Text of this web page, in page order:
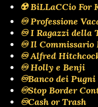
☢️ BiLLaCCio For
♾️ Professione
♾️ I Ragazzi della
♾️ Il Commissario
♾️ Alfred
♾️ Holly e Benji
♾️Banco dei Pugni
♾️Stop Border
♾️Cash or Trash